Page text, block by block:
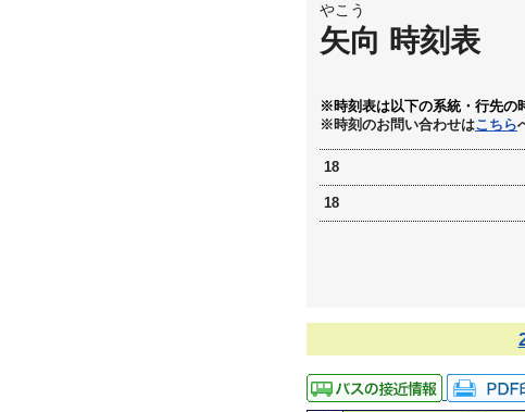
やこう
矢向 時刻表
※時刻表は以下の系統・行先の
※時刻のお問い合わせはこちら
18
18